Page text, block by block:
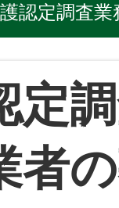
認定調査
定
者